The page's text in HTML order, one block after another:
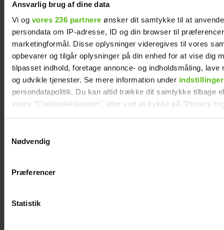
Ansvarlig brug af dine data
Vi og vores 236 partnere ønsker dit samtykke til at
persondata om IP-adresse, ID og din browser til
marketingformål. Disse oplysninger videregives til vores
opbevarer og tilgår oplysninger på din enhed for at vise dig
tilpasset indhold, foretage annonce- og indholdsmåling, lave
og udvikle tjenester. Se mere information under indstillinger
persondatapolitik. Du kan altid trække dit samtykke tilbage
vores "Cookiedeklaration", eller ved at trykke på "Privacy
Vi anvender egne cookies og cookies fra tredjeparter til at
generere statistik og huske dine præferencer samt til brug
Nødvendig
Præferencer
Statistik
Forløseligt og
skønt